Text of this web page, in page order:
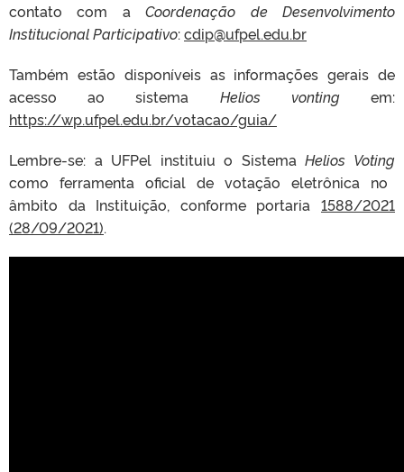
contato com aCoordenação de Desenvolvimento
Institucional Participativo:cdip@ufpel.edu.br
Também estão disponíveis as informações gerais de
acesso ao sistema Helios vontingem:
https://wp.ufpel.edu.br/votacao/guia/
Lembre-se: a UFPel instituiu o SistemaHelios Voting
como ferramenta oficial de votação eletrônica no
âmbito da Instituição, conforme portaria 1588/2021
(28/09/2021).